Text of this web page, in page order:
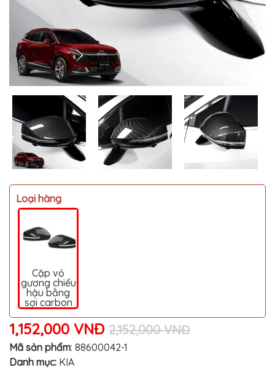
MAZDA
SUBARU
CHEVROLET
NISSAN
VOLKSWAGEN
MERCEDES
HYUNDAI
FORD
BMW
SUZUKI
LEXUS
MG
AUDI
MINI
COOPER
Loại hàng
Cặp vỏ
gương chiếu
hậu bằng
sợi carbon
1,152,000 VNĐ 2,152,000 VNĐ
Mã sản phẩm: 88600042-1
Danh mục: KIA